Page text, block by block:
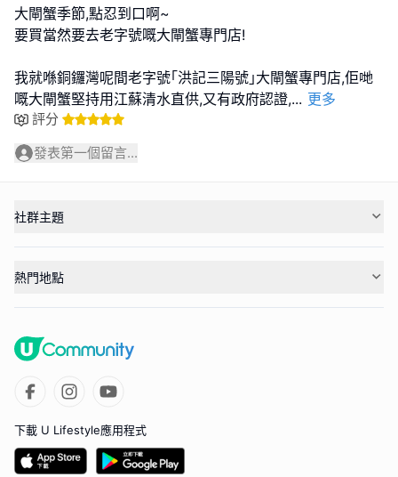
大閘蟹季節,點忍到口啊~
要買當然要去老字號嘅大閘蟹專門店!
我就喺銅鑼灣呢間老字號｢洪記三陽號｣大閘蟹專門店,佢哋
嘅大閘蟹堅持用江蘇清水直供,又有政府認證,... 更多
評分
發表第一個留言...
社群主題
熱門地點
下載 U Lifestyle應用程式